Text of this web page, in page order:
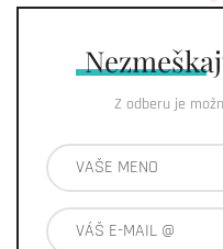
Z odberu je